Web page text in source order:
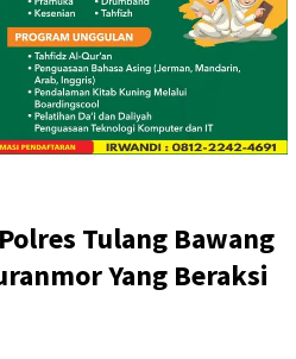
Tulang Bawang
Yang Beraksi